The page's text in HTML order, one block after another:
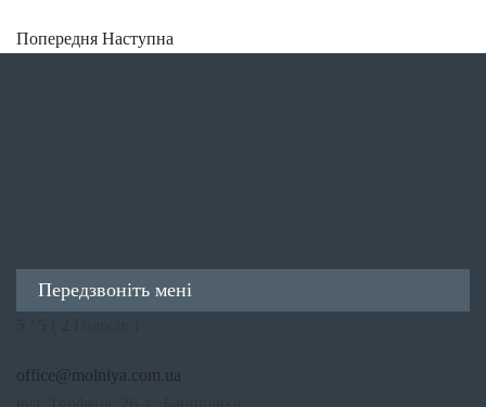
Попередня Наступна
Передзвоніть мені
office@molniya.com.ua